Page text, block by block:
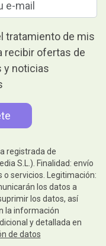
tratamiento de mis
recibir ofertas de
y noticias
registrada de
S.L.). Finalidad: envío
servicios. Legitimación:
los datos a
los datos, así
la información
y detallada en
de datos